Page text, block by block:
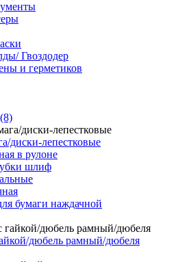
Гвоздодер
и герметиков
диски-лепестковые
в рулоне
шлиф
бумаги наждачной
дюбель рамный/дюбеля